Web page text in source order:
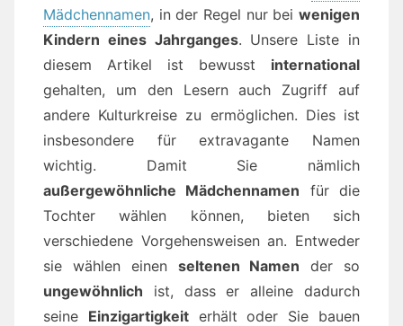
Mädchennamen, in der Regel nur bei wenigen
Kindern eines Jahrganges. Unsere Liste in
diesem Artikel ist bewusst international
gehalten, um den Lesern auch Zugriff auf
andere Kulturkreise zu ermöglichen. Dies ist
insbesondere für extravagante Namen
wichtig. Damit Sie nämlich
außergewöhnliche Mädchennamen für die
Tochter wählen können, bieten sich
verschiedene Vorgehensweisen an. Entweder
sie wählen einen seltenen Namen der so
ungewöhnlich ist, dass er alleine dadurch
seine Einzigartigkeiterhält oder Sie bauen